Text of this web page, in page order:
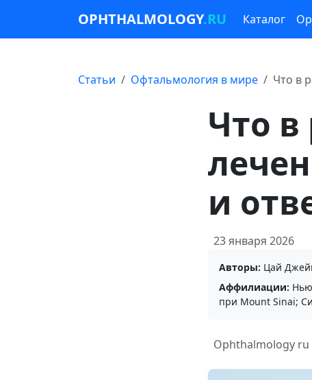
OPHTHALMOLOGY.RU Каталог
Статьи Офтальмология в мире Что в
Что в
и
23 января 2026
Авторы: Цай
Аффилиации:
при Mount Sinai;
Ophthalmology ru